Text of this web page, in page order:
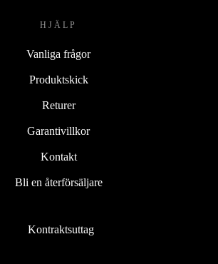
HJÄLP
Vanliga frågor
Produktskick
Returer
Garantivillkor
Kontakt
Bli en återförsäljare
Kontraktsuttag